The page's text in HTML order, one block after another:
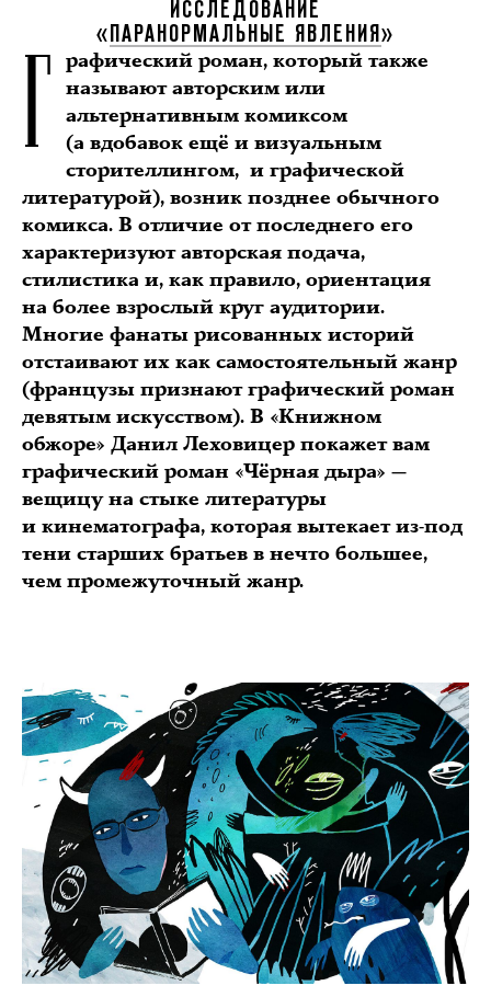
ИССЛЕДОВАНИЕ
«
ПАРАНОРМАЛЬНЫЕ ЯВЛЕНИЯ »
Г
рафический роман, который также
называют авторским или
альтернативным комиксом
(а вдобавок ещё и визуальным
сторителлингом, и графической
литературой), возник позднее обычного
комикса. В отличие от последнего его
характеризуют авторская подача,
стилистика и, как правило, ориентация
на более взрослый круг аудитории.
Многие фанаты рисованных историй
отстаивают их как самостоятельный жанр
(французы признают графический роман
девятым искусством). В «Книжном
обжоре» Данил Леховицер покажет вам
графический роман «Чёрная дыра» —
вещицу на стыке литературы
и кинематографа, которая вытекает из-под
тени старших братьев в нечто большее,
чем промежуточный жанр.